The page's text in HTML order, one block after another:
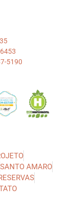
5190
SANTO AMARO